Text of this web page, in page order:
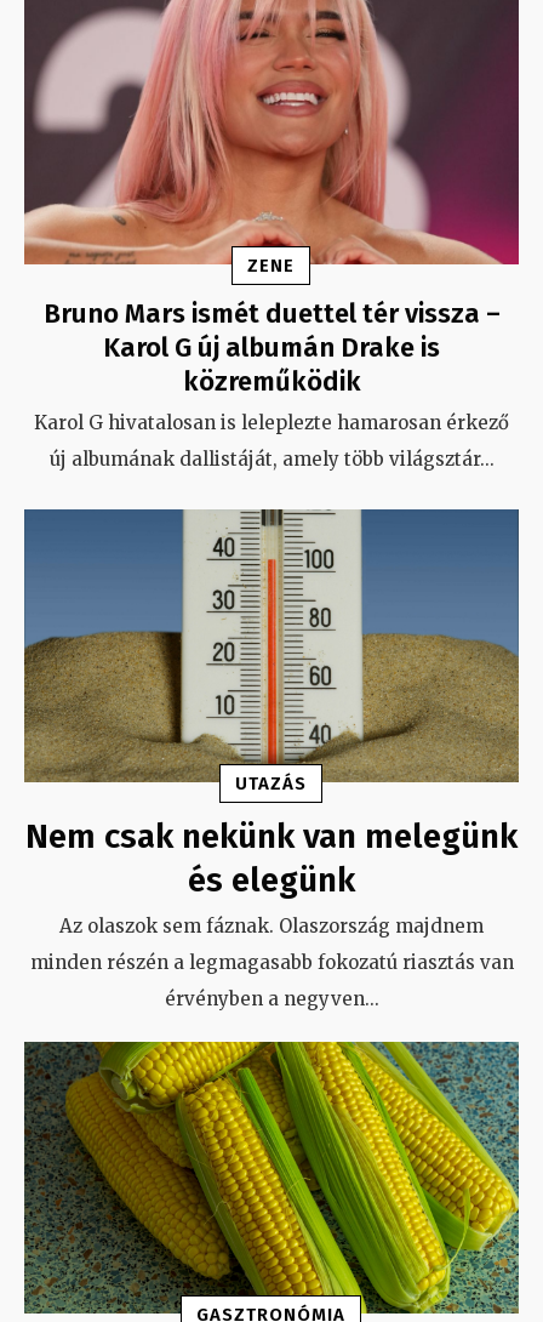
ZENE
Bruno Mars ismét duettel tér vissza –
Karol G új albumán Drake is
közreműködik
Karol G hivatalosan is leleplezte hamarosan érkező
új albumának dallistáját, amely több világsztár...
UTAZÁS
Nem csak nekünk van melegünk
és elegünk
Az olaszok sem fáznak. Olaszország majdnem
minden részén a legmagasabb fokozatú riasztás van
érvényben a negyven...
GASZTRONÓMIA